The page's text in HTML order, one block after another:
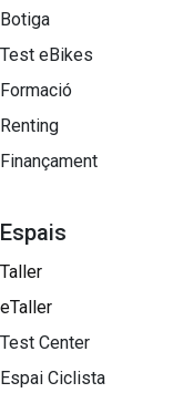
Botiga
Test eBikes
Formació
Renting
Finançament
Espais
Taller
eTaller
Test Center
Espai Ciclista